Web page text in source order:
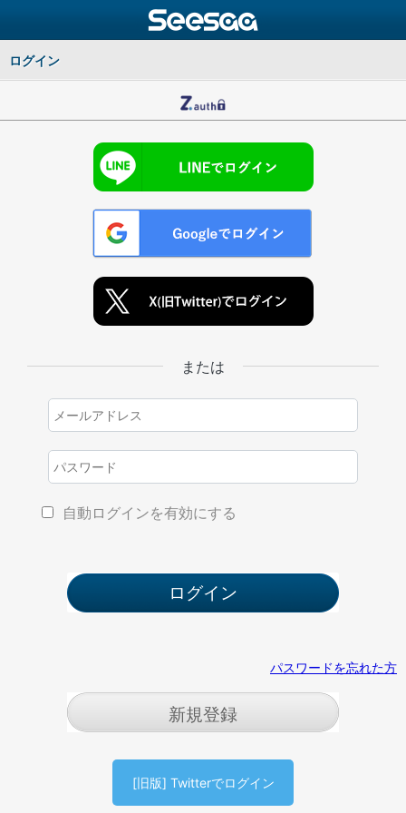
ログイン
または
自動ログインを有効にする
パスワードを忘れた方
新規登録
[旧版] Twitterでログイン